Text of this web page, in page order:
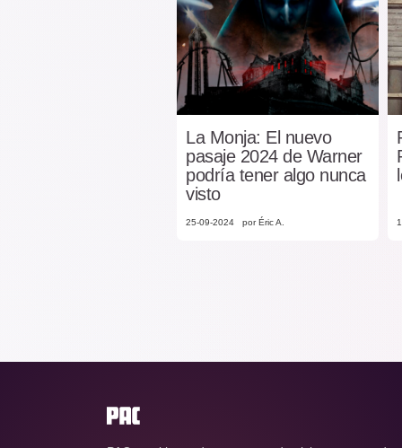
La Monja: El nuevo
pasaje 2024 de Warner
podría tener algo nunca
visto
25-09-2024 por Éric A.